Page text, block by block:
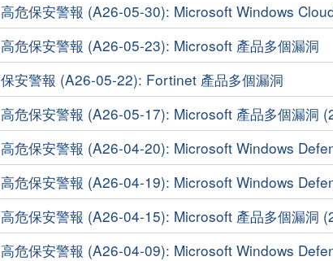
高危保安警報 (A26-05-30): Microsoft Windows
高危保安警報 (A26-05-23): Microsoft 產品多個漏洞
保安警報 (A26-05-22): Fortinet 產品多個漏洞
高危保安警報 (A26-05-17): Microsoft 產品多個漏洞
高危保安警報 (A26-04-20): Microsoft Windows
高危保安警報 (A26-04-19): Microsoft Windows
高危保安警報 (A26-04-15): Microsoft 產品多個漏洞
高危保安警報 (A26-04-09): Microsoft Windows